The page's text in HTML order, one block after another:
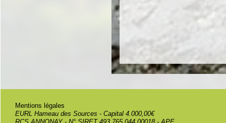
Mentions légales
EURL Hameau des Sources - Capital 4.000,00€